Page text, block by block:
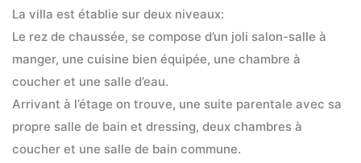
La villa est établie sur deux niveaux:
Le rez de chaussée, se compose d’un joli salon-salle à
manger, une cuisine bien équipée, une chambre à
coucher et une salle d’eau.
Arrivant à l’étage on trouve, une suite parentale avec sa
propre salle de bain et dressing, deux chambres à
coucher et une salle de bain commune.